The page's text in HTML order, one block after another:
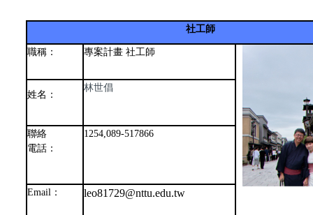
社工師
職稱： 專案計畫 社工師
姓名：
林世倡
聯絡
電話：
1254,089-517866
Email ： leo81729@nttu.edu.tw